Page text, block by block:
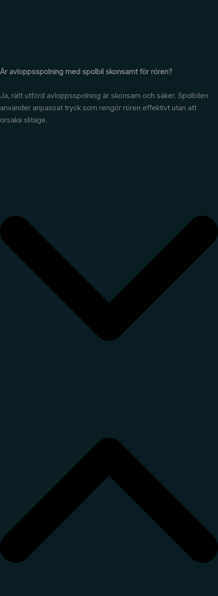
Är avloppsspolning med spolbil skonsamt för rören?
Ja, rätt utförd avloppsspolning är skonsam och säker. Spolbilen
använder anpassat tryck som rengör rören effektivt utan att
orsaka slitage.